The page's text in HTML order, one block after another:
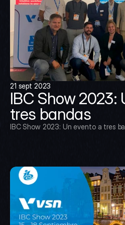
21 sept 2023
IBC Show 2023:
tres bandas
IBC Show 2023: Un evento a tres